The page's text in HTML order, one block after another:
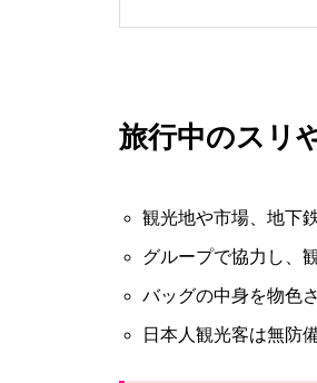
旅行中のスリ
観光地や市場、地下
グループで協力し、
バッグの中身を物色
日本人観光客は無防